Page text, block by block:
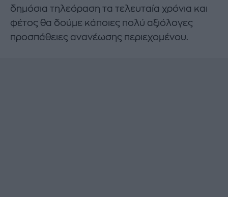
δημόσια τηλεόραση τα τελευταία χρόνια και
φέτος θα δούμε κάποιες πολύ αξιόλογες
προσπάθειες ανανέωσης περιεχομένου.